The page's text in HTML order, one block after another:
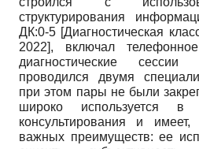
структурирования
ДК:0-5 [Диагностическая
2022], включал
диагностические
проводился двумя
при этом пары не были
широко используется в
консультирования и
важных преимуществ: ее